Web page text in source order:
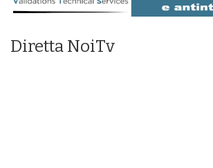
Diretta NoiTv